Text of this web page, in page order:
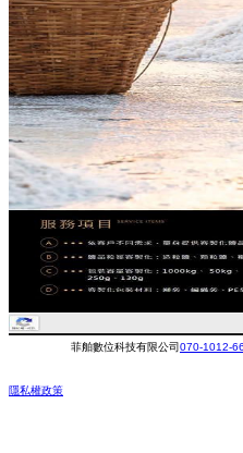
菲舶數位科技有限公司070-1012-
隱私權政策